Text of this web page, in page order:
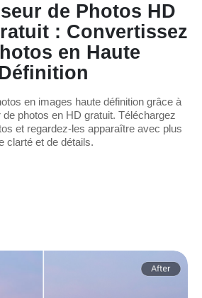
de Photos HD
: Convertissez
en Haute
en images haute définition grâce à
photos en HD gratuit. Téléchargez
et regardez-les apparaître avec plus
clarté et de détails.